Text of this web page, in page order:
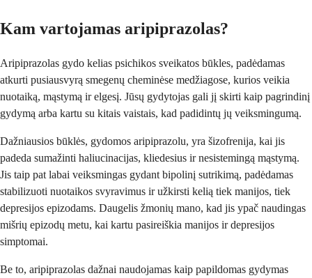
Kam vartojamas aripiprazolas?
Aripiprazolas gydo kelias psichikos sveikatos būkles, padėdamas
atkurti pusiausvyrą smegenų cheminėse medžiagose, kurios veikia
nuotaiką, mąstymą ir elgesį. Jūsų gydytojas gali jį skirti kaip pagrindinį
gydymą arba kartu su kitais vaistais, kad padidintų jų veiksmingumą.
Dažniausios būklės, gydomos aripiprazolu, yra šizofrenija, kai jis
padeda sumažinti haliucinacijas, kliedesius ir nesistemingą mąstymą.
Jis taip pat labai veiksmingas gydant bipolinį sutrikimą, padėdamas
stabilizuoti nuotaikos svyravimus ir užkirsti kelią tiek manijos, tiek
depresijos epizodams. Daugelis žmonių mano, kad jis ypač naudingas
mišrių epizodų metu, kai kartu pasireiškia manijos ir depresijos
simptomai.
Be to, aripiprazolas dažnai naudojamas kaip papildomas gydymas